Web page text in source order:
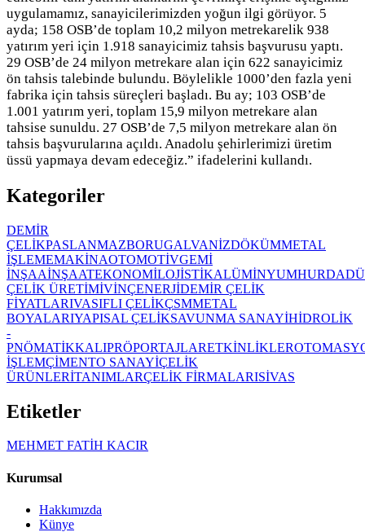
uygulamamız, sanayicilerimizden yoğun ilgi görüyor. 5
ayda; 158 OSB’de toplam 10,2 milyon metrekarelik 938
yatırım yeri için 1.918 sanayicimiz tahsis başvurusu yaptı.
29 OSB’de 24 milyon metrekare alan için 622 sanayicimiz
ön tahsis talebinde bulundu. Böylelikle 1000’den fazla yeni
fabrika için tahsis süreçleri başladı. Bu ay; 103 OSB’de
1.001 yatırım yeri, toplam 15,9 milyon metrekare alan
tahsise sunuldu. 27 OSB’de 7,5 milyon metrekare alan ön
tahsis başvurularına açıldı. Anadolu şehirlerimizi üretim
üssü yapmaya devam edeceğiz.” ifadelerini kullandı.
Kategoriler
DEMİR
ÇELİKPASLANMAZBORUGALVANİZDÖKÜMMETAL
İŞLEMEMAKİNAOTOMOTİVGEMİ
İNŞAAİNŞAATEKONOMİLOJİSTİKALÜMİNYUMHURDA
ÇELİK ÜRETİMİVİNÇENERJİDEMİR ÇELİK
FİYATLARIVASIFLI ÇELİKÇSMMETAL
BOYALARIYAPISAL ÇELİKSAVUNMA SANAYİHİDROLİK
-
PNÖMATİKKALIPRÖPORTAJLARETKİNLİKLER
İŞLEMÇİMENTO SANAYİÇELİK
ÜRÜNLERİTANIMLARÇELİK FİRMALARISİVAS
Etiketler
MEHMET FATİH KACIR
Kurumsal
Hakkımızda
Künye